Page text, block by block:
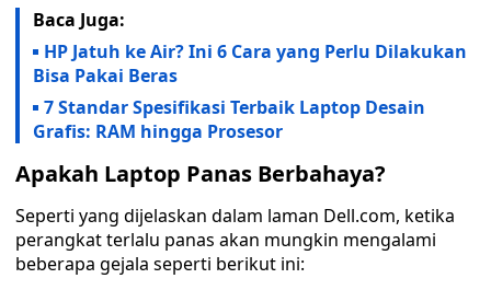
Baca Juga:
HP Jatuh ke Air? Ini 6 Cara yang Perlu Dilakukan
Bisa Pakai Beras
7 Standar Spesifikasi Terbaik Laptop Desain
Grafis: RAM hingga Prosesor
Apakah Laptop Panas Berbahaya?
Seperti yang dijelaskan dalam laman Dell.com, ketika
perangkat terlalu panas akan mungkin mengalami
beberapa gejala seperti berikut ini: